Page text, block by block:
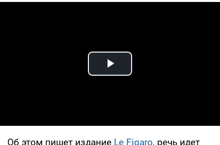
Play Video
Об этом пишет издание Le Figaro, речь идет